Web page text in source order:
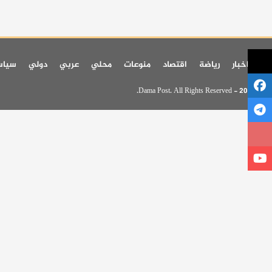
اخر اخبار رياضة اقتصاد منوعات محلي عربي دولي
© 2026 - Dama Post. All Rights Reserved.